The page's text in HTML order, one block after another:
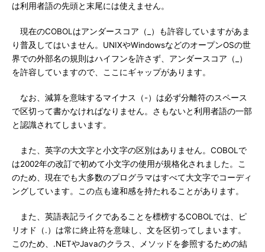
は利用者語の先頭と末尾には使えません。
現在のCOBOLはアンダースコア（_）も許容していますがあま
り普及してはいません。UNIXやWindowsなどのオープンOSの世
界での外部名の規則はハイフンを許さず、アンダースコア（_）
を許容していますので、ここにギャップがあります。
なお、減算を意味するマイナス（-）は必ず分離符のスペース
で区切って書かなければなりません。さもないと利用者語の一部
と認識されてしまいます。
また、英字の大文字と小文字の区別はありません。COBOLで
は2002年の改訂で初めて小文字の使用が規格化されました。こ
のため、現在でも大多数のプログラマはすべて大文字でコーディ
ングしています。この点も違和感を持たれることがあります。
また、英語表記ライクであることを標榜するCOBOLでは、ピ
リオド（.）は常に終止符を意味し、文を区切ってしまいます。
このため、.NETやJavaのクラス、メソッドを参照するための結